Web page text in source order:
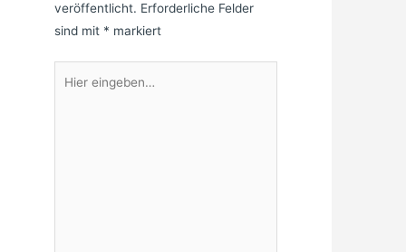
veröffentlicht. Erforderliche Felder
sind mit * markiert
eingeben…